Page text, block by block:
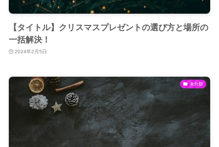
【タイトル】クリスマスプレゼントの選び方と場所の
一括解決！
2024年2月5日
未分類